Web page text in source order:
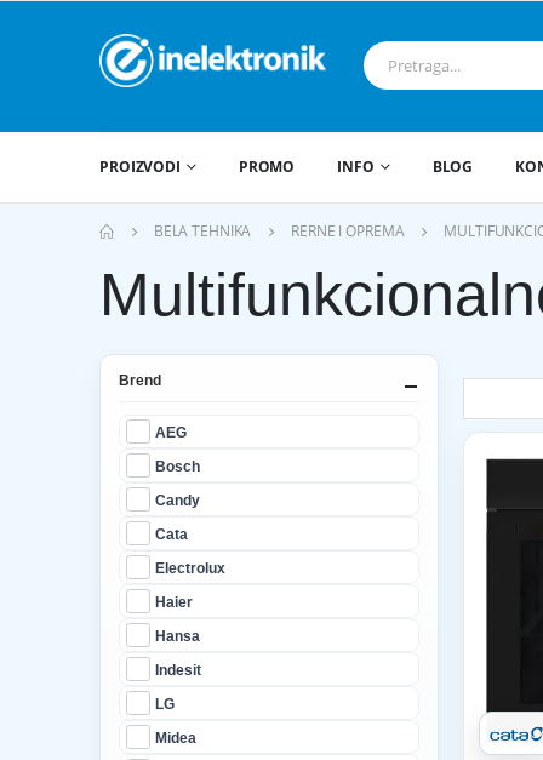
PROIZVODI PROMO INFO BLOG
BELA TEHNIKA RERNE I OPREMA
Brend
AEG
Bosch
Candy
Cata
Electrolux
Haier
Hansa
Indesit
LG
Midea